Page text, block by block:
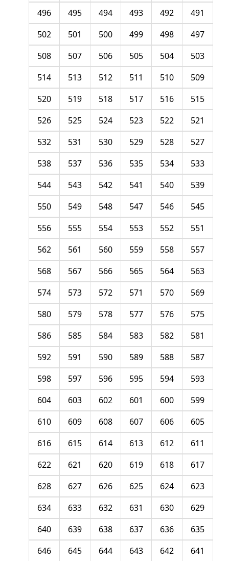
491
492
493
494
495
496
497
498
499
500
501
502
503
504
505
506
507
508
509
510
511
512
513
514
515
516
517
518
519
520
521
522
523
524
525
526
527
528
529
530
531
532
533
534
535
536
537
538
539
540
541
542
543
544
545
546
547
548
549
550
551
552
553
554
555
556
557
558
559
560
561
562
563
564
565
566
567
568
569
570
571
572
573
574
575
576
577
578
579
580
581
582
583
584
585
586
587
588
589
590
591
592
593
594
595
596
597
598
599
600
601
602
603
604
605
606
607
608
609
610
611
612
613
614
615
616
617
618
619
620
621
622
623
624
625
626
627
628
629
630
631
632
633
634
635
636
637
638
639
640
641
642
643
644
645
646